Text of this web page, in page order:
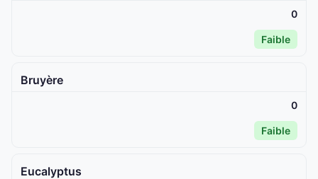
0
Faible
Bruyère
0
Faible
Eucalyptus